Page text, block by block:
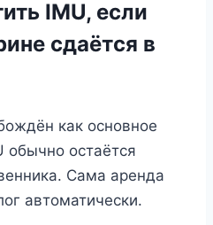
IMU, если
сдаётся в
как основное
обычно остаётся
Сама аренда
автоматически.